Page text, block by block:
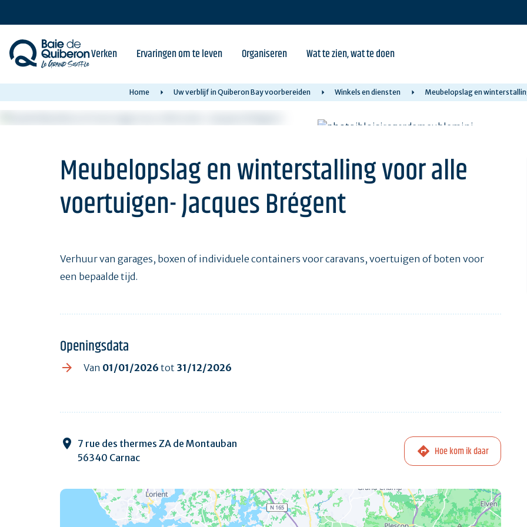
content
Verken Ervaringen om te leven Organiseren Wat te zien, wat te doen
Home Uw verblijf in Quiberon Bay voorbereiden Winkels en diensten Meubelopslag en
Meubelopslag en winterstalling voor alle
voertuigen- Jacques Brégent
Verhuur van garages, boxen of individuele containers voor caravans, voertuigen of boten voor
een bepaalde tijd.
Openingsdata
Van 01/01/2026 tot 31/12/2026
7 rue des thermes ZA de Montauban
56340 Carnac
Hoe kom ik daar